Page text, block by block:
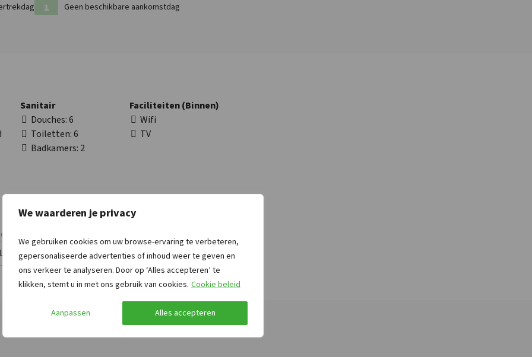
We waarderen je privacy
We gebruiken cookies om uw browse-ervaring te verbeteren,
gepersonaliseerde advertenties of inhoud weer te geven en
ons verkeer te analyseren. Door op ‘Alles accepteren’ te
klikken, stemt u in met ons gebruik van cookies. Cookie beleid
Aanpassen Alles accepteren
Geen beschikbare aankomstdag
Sanitair
Douches: 6
Toiletten: 6
Badkamers: 2
Faciliteiten (Binnen)
Wifi
TV
Afstanden tot
Bos & Heide: < 1 km
km
Winkels: < 1 km
Bushalte: < 1 km
Binnenzwembad : < 10
Treinstation: < 10 km
Lees meer